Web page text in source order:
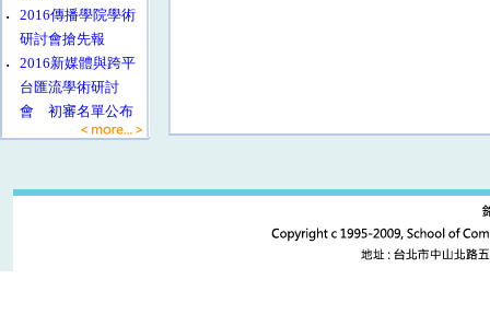
‧
2016傳播學院學術
研討會搶先報
‧
2016新媒體與跨平
台匯流學術研討
會 初審名單公布